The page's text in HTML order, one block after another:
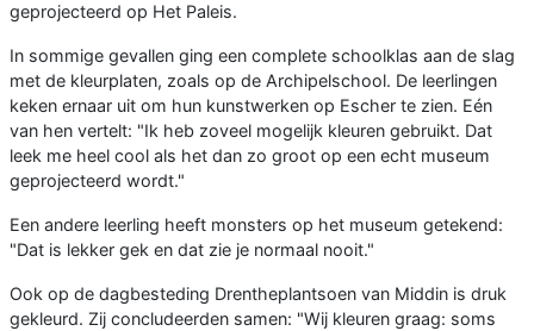
geprojecteerd op Het Paleis.
In sommige gevallen ging een complete schoolklas aan de slag
met de kleurplaten, zoals op de Archipelschool. De leerlingen
keken ernaar uit om hun kunstwerken op Escher te zien. Eén
van hen vertelt: "Ik heb zoveel mogelijk kleuren gebruikt. Dat
leek me heel cool als het dan zo groot op een echt museum
geprojecteerd wordt."
Een andere leerling heeft monsters op het museum getekend:
"Dat is lekker gek en dat zie je normaal nooit."
Ook op de dagbesteding Drentheplantsoen van Middin is druk
gekleurd. Zij concludeerden samen: "Wij kleuren graag: soms